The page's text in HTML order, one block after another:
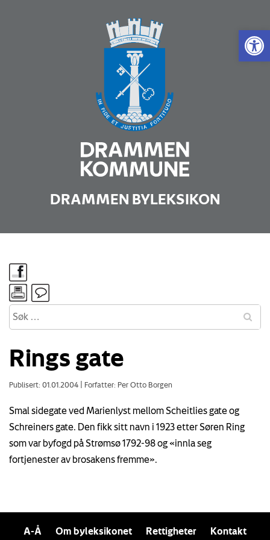
Vis
DRAMMEN BYLEKSIKON
Rings gate
Publisert: 01.01.2004 Forfatter: Per Otto Borgen
Smal sidegate ved Marienlyst mellom Scheitlies gate og
Schreiners gate. Den fikk sitt navn i 1923 etter Søren Ring
som var byfogd på Strømsø 1792-98 og «innla seg
fortjenester av brosakens fremme».
A-Å Om byleksikonet Rettigheter Kontakt